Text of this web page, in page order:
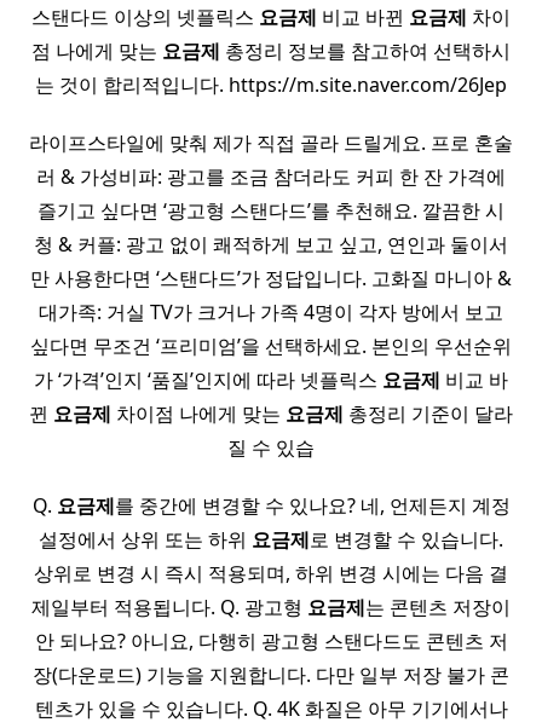
스탠다드 이상의 넷플릭스 요금제 비교 바뀐 요금제 차이
점 나에게 맞는 요금제 총정리 정보를 참고하여 선택하시
는 것이 합리적입니다. https://m.site.naver.com/26Jep
라이프스타일에 맞춰 제가 직접 골라 드릴게요. 프로 혼술
러 & 가성비파: 광고를 조금 참더라도 커피 한 잔 가격에
즐기고 싶다면 ‘광고형 스탠다드’를 추천해요. 깔끔한 시
청 & 커플: 광고 없이 쾌적하게 보고 싶고, 연인과 둘이서
만 사용한다면 ‘스탠다드’가 정답입니다. 고화질 마니아 &
대가족: 거실 TV가 크거나 가족 4명이 각자 방에서 보고
싶다면 무조건 ‘프리미엄’을 선택하세요. 본인의 우선순위
가 ‘가격’인지 ‘품질’인지에 따라 넷플릭스 요금제 비교 바
뀐 요금제 차이점 나에게 맞는 요금제 총정리 기준이 달라
질 수 있습
Q. 요금제를 중간에 변경할 수 있나요? 네, 언제든지 계정
설정에서 상위 또는 하위 요금제로 변경할 수 있습니다.
상위로 변경 시 즉시 적용되며, 하위 변경 시에는 다음 결
제일부터 적용됩니다. Q. 광고형 요금제는 콘텐츠 저장이
안 되나요? 아니요, 다행히 광고형 스탠다드도 콘텐츠 저
장(다운로드) 기능을 지원합니다. 다만 일부 저장 불가 콘
텐츠가 있을 수 있습니다. Q. 4K 화질은 아무 기기에서나